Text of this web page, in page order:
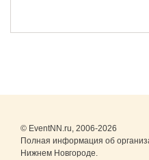
© EventNN.ru, 2006-2026
Полная информация об
Нижнем Новгороде.